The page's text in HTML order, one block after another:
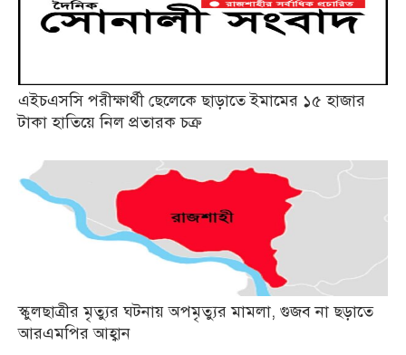
এইচএসসি পরীক্ষার্থী ছেলেকে ছাড়াতে ইমামের ১৫ হাজার
টাকা হাতিয়ে নিল প্রতারক চক্র
স্কুলছাত্রীর মৃত্যুর ঘটনায় অপমৃত্যুর মামলা, গুজব না ছড়াতে
আরএমপির আহ্বান